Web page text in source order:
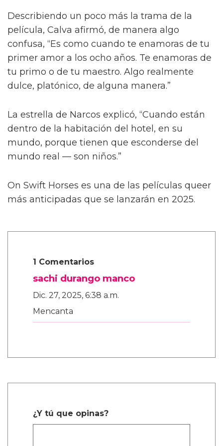
Describiendo un poco más la trama de la
película, Calva afirmó, de manera algo
confusa, “Es como cuando te enamoras de tu
primer amor a los ocho años. Te enamoras de
tu primo o de tu maestro. Algo realmente
dulce, platónico, de alguna manera.”
La estrella de Narcos explicó, “Cuando están
dentro de la habitación del hotel, en su
mundo, porque tienen que esconderse del
mundo real — son niños.”
On Swift Horses es una de las películas queer
más anticipadas que se lanzarán en 2025.
1 Comentarios
sachi durango manco
Dic. 27, 2025, 6:38 a.m.
Mencanta
¿Y tú que opinas?